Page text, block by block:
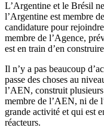
L’Argentine et le Brésil
l’Argentine est membre
candidature pour
membre de l’Agence,
est en train d’en
Il n’y a pas beaucoup
passe des choses au
l’AEN, construit
membre de l’AEN, ni de
grande activité et qui est
réacteurs.